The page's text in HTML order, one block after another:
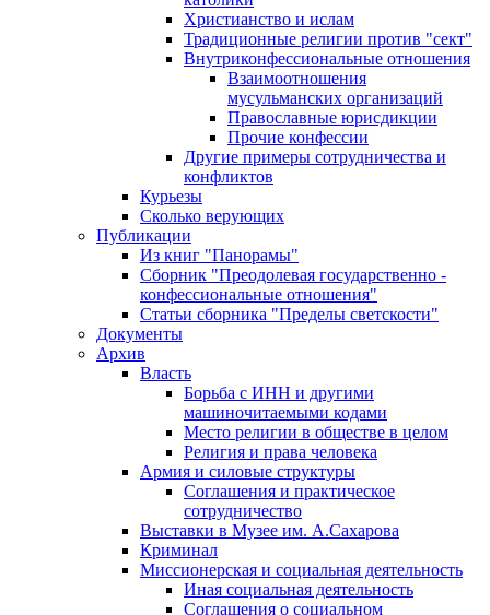
Христианство и ислам
Традиционные религии против "сект"
Внутриконфессиональные отношения
Взаимоотношения
мусульманских организаций
Православные юрисдикции
Прочие конфессии
Другие примеры сотрудничества и
конфликтов
Курьезы
Сколько верующих
Публикации
Из книг "Панорамы"
Сборник "Преодолевая государственно -
конфессиональные отношения"
Статьи сборника "Пределы светскости"
Документы
Архив
Власть
Борьба с ИНН и другими
машиночитаемыми кодами
Место религии в обществе в целом
Религия и права человека
Армия и силовые структуры
Соглашения и практическое
сотрудничество
Выставки в Музее им. А.Сахарова
Криминал
Миссионерская и социальная деятельность
Иная социальная деятельность
Соглашения о социальном